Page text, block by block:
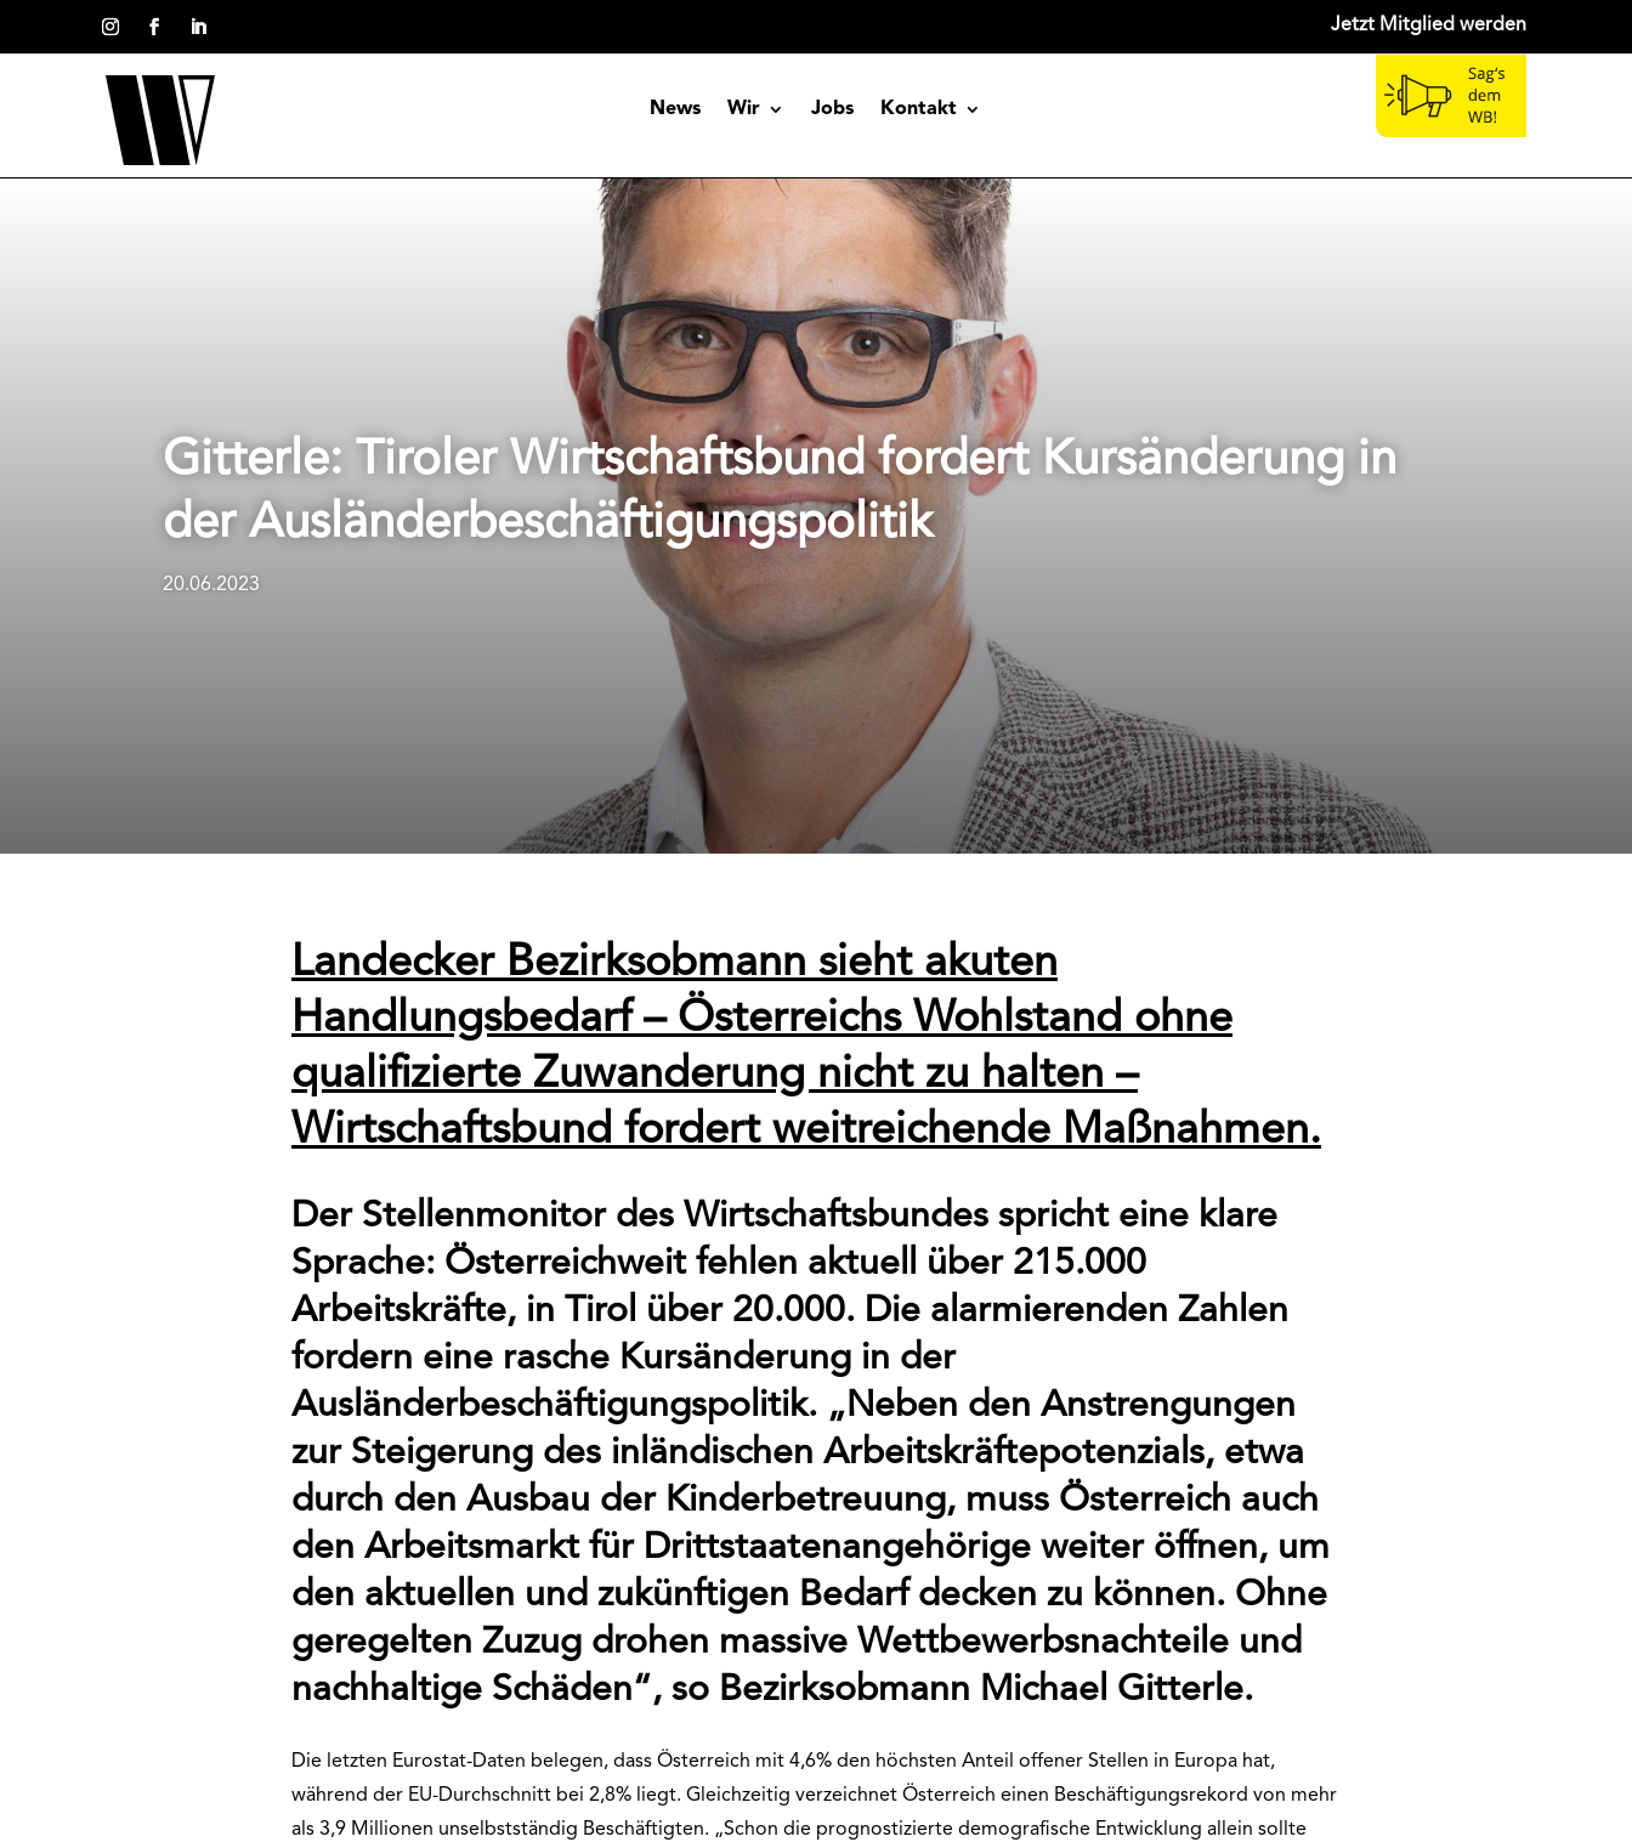
Jetzt Mitglied werden
News Wir Jobs Kontakt
Gitterle: Tiroler Wirtschaftsbund fordert Kursänderung in
der Ausländerbeschäftigungspolitik
20.06.2023
Landecker Bezirksobmann sieht akuten
Handlungsbedarf – Österreichs Wohlstand ohne
qualifizierte Zuwanderung nicht zu halten –
Wirtschaftsbund fordert weitreichende Maßnahmen.
Der Stellenmonitor des Wirtschaftsbundes spricht eine klare
Sprache: Österreichweit fehlen aktuell über 215.000
Arbeitskräfte, in Tirol über 20.000. Die alarmierenden Zahlen
fordern eine rasche Kursänderung in der
Ausländerbeschäftigungspolitik. „Neben den Anstrengungen
zur Steigerung des inländischen Arbeitskräftepotenzials, etwa
durch den Ausbau der Kinderbetreuung, muss Österreich auch
den Arbeitsmarkt für Drittstaatenangehörige weiter öffnen, um
den aktuellen und zukünftigen Bedarf decken zu können. Ohne
geregelten Zuzug drohen massive Wettbewerbsnachteile und
nachhaltige Schäden“, so Bezirksobmann Michael Gitterle.
Die letzten Eurostat-Daten belegen, dass Österreich mit 4,6% den höchsten Anteil offener Stellen in Europa hat,
während der EU-Durchschnitt bei 2,8% liegt. Gleichzeitig verzeichnet Österreich einen Beschäftigungsrekord von mehr
als 3,9 Millionen unselbstständig Beschäftigten. „Schon die prognostizierte demografische Entwicklung allein sollte